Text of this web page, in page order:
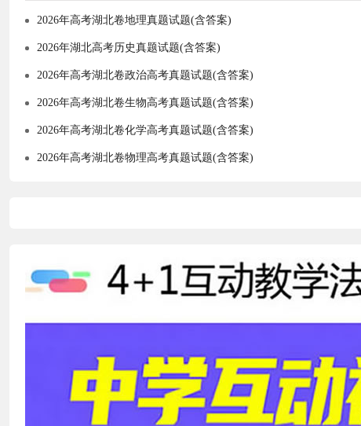
2026年高考湖北卷地理真题试题(含答案)
2026年湖北高考历史真题试题(含答案)
2026年高考湖北卷政治高考真题试题(含答案)
2026年高考湖北卷生物高考真题试题(含答案)
2026年高考湖北卷化学高考真题试题(含答案)
2026年高考湖北卷物理高考真题试题(含答案)